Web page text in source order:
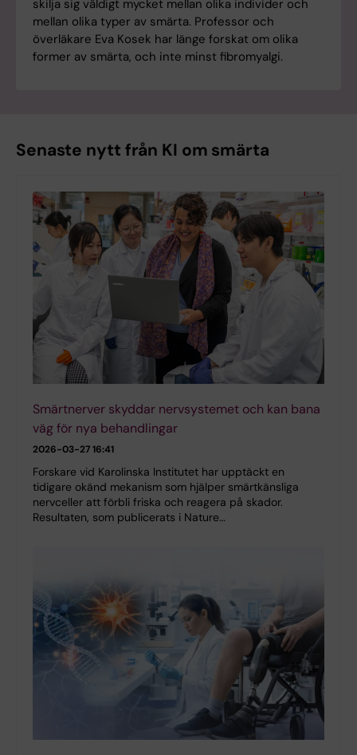
skilja sig väldigt mycket mellan olika individer och
mellan olika typer av smärta. Professor och
överläkare Eva Kosek har länge forskat om olika
former av smärta, och inte minst fibromyalgi.
Senaste nytt från KI om smärta
Smärtnerver skyddar nervsystemet och kan bana
väg för nya behandlingar
2026-03-27 16:41
Forskare vid Karolinska Institutet har upptäckt en
tidigare okänd mekanism som hjälper smärtkänsliga
nervceller att förbli friska och reagera på skador.
Resultaten, som publicerats i Nature…